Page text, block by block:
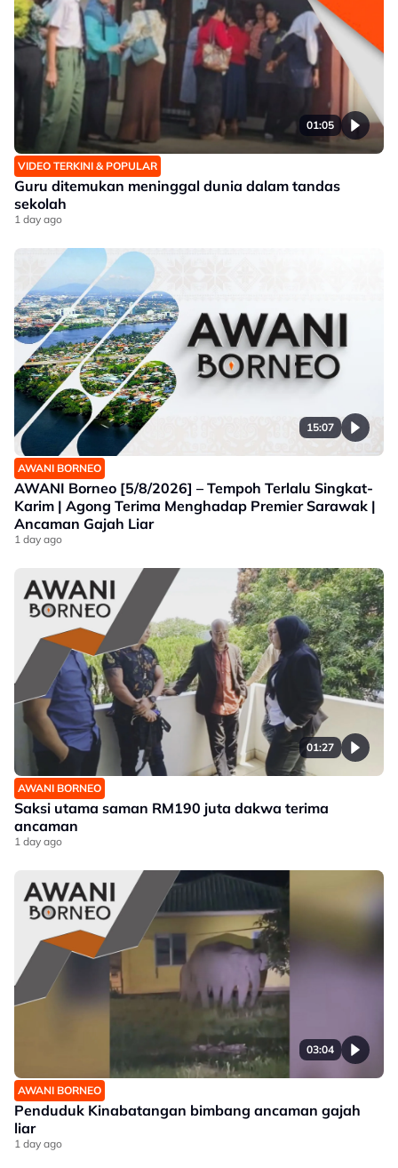
01:05
VIDEO TERKINI & POPULAR
Guru ditemukan meninggal dunia dalam tandas
sekolah
1 day ago
15:07
AWANI BORNEO
AWANI Borneo [5/8/2026] – Tempoh Terlalu Singkat-
Karim | Agong Terima Menghadap Premier Sarawak |
Ancaman Gajah Liar
1 day ago
01:27
AWANI BORNEO
Saksi utama saman RM190 juta dakwa terima
ancaman
1 day ago
03:04
AWANI BORNEO
Penduduk Kinabatangan bimbang ancaman gajah
liar
1 day ago